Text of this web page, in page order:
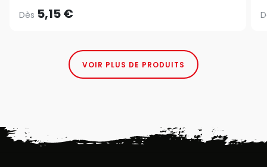
Dès 5,15 €
VOIR PLUS DE PRODUITS